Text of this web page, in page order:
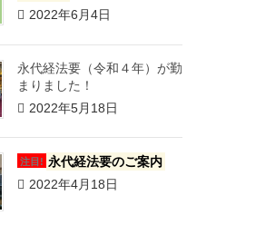
2022年6月4日
永代経法要（令和４年）が勤
まりました！
2022年5月18日
注目! 永代経法要のご案内
2022年4月18日